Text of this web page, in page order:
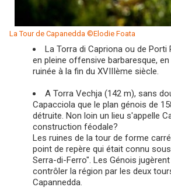
La Tour de Capanedda ©Elodie Foata
La Torra di Capriona ou de Porti Poddu est construite
en pleine offensive barbaresque,
ruinée à la fin du XVIIIème siècle.
A Torra Vechja (142 m), sans
Capacciola que le plan génois de
détruite. Non loin un lieu s'appelle
construction féodale?
Les ruines de la tour de forme
point de repère qui était connu
Serra-di-Ferro". Les Génois
contrôler la région par les deux
Capannedda.